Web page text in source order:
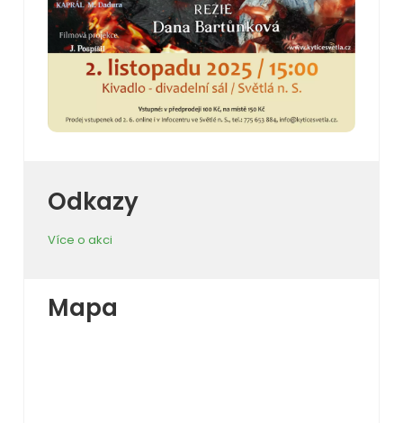
Odkazy
Více o akci
Mapa